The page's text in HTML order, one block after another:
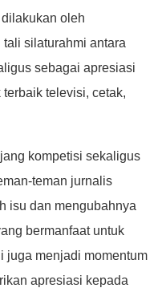
oleh
silaturahmi antara
sebagai apresiasi
televisi, cetak,
kompetisi sekaligus
teman jurnalis
isu dan mengubahnya
bermanfaat untuk
juga menjadi momentum
apresiasi kepada